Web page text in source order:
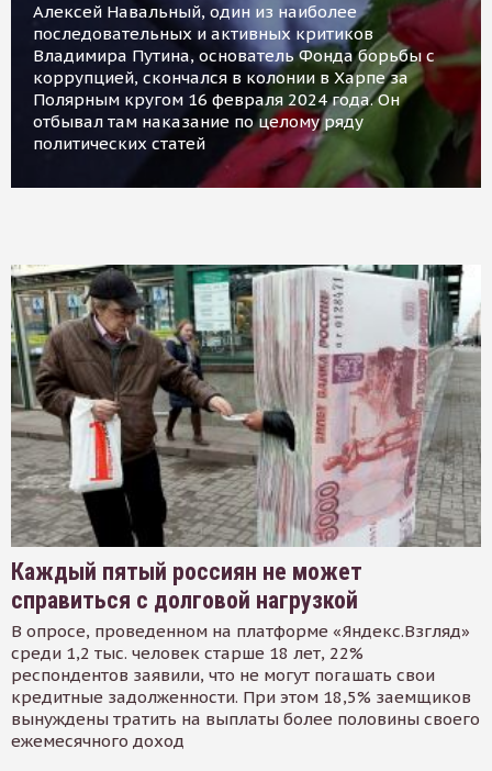
Алексей Навальный, один из наиболее
последовательных и активных критиков
Владимира Путина, основатель Фонда борьбы с
коррупцией, скончался в колонии в Харпе за
Полярным кругом 16 февраля 2024 года. Он
отбывал там наказание по целому ряду
политических статей
Каждый пятый россиян не может
справиться с долговой нагрузкой
В опросе, проведенном на платформе «Яндекс.Взгляд»
среди 1,2 тыс. человек старше 18 лет, 22%
респондентов заявили, что не могут погашать свои
кредитные задолженности. При этом 18,5% заемщиков
вынуждены тратить на выплаты более половины своего
ежемесячного доход